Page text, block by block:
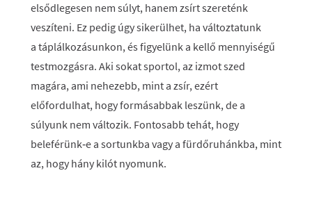
elsődlegesen nem súlyt, hanem zsírt szereténk
veszíteni. Ez pedig úgy sikerülhet, ha változtatunk
a táplálkozásunkon, és figyelünk a kellő mennyiségű
testmozgásra. Aki sokat sportol, az izmot szed
magára, ami nehezebb, mint a zsír, ezért
előfordulhat, hogy formásabbak leszünk, de a
súlyunk nem változik. Fontosabb tehát, hogy
beleférünk‑e a sortunkba vagy a fürdőruhánkba, mint
az, hogy hány kilót nyomunk.